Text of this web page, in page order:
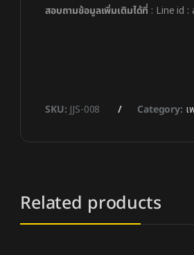
สอบถามข้อมูลเพิ่มเติมได้ที่ : Line id
SKU: JJS-008 Category: เ
Related products